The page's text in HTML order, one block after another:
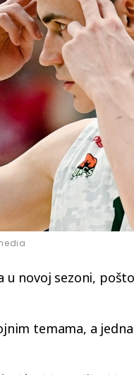
u novoj sezoni,
temama, a